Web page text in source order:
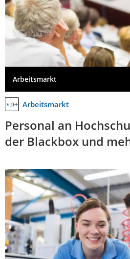
Arbeitsmarkt
Arbeitsmarkt
Personal an
der Blackbox und